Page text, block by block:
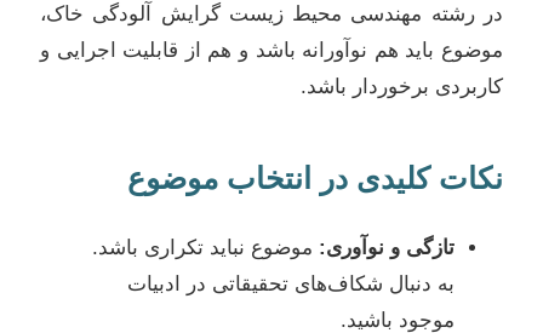
در رشته مهندسی محیط زیست گرایش آلودگی خاک،
موضوع باید هم نوآورانه باشد و هم از قابلیت اجرایی و
کاربردی برخوردار باشد.
نکات کلیدی در انتخاب موضوع
تازگی و نوآوری: موضوع نباید تکراری باشد.
به دنبال شکاف‌های تحقیقاتی در ادبیات
موجود باشید.